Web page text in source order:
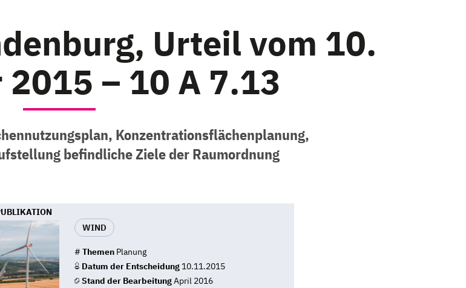
Urteil vom 10.
– 10 A 7.13
Konzentrationsflächenplanung,
befindliche Ziele der Raumordnung
WIND
# Themen Planung
Datum der Entscheidung 10.11.2015
Stand der BearbeitungApril 2016